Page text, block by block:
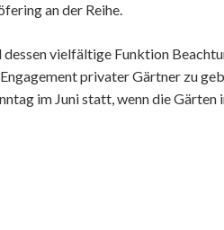
an der Reihe.
vielfältige Funktion
privater Gärtner zu
im Juni statt, wenn die Gärten